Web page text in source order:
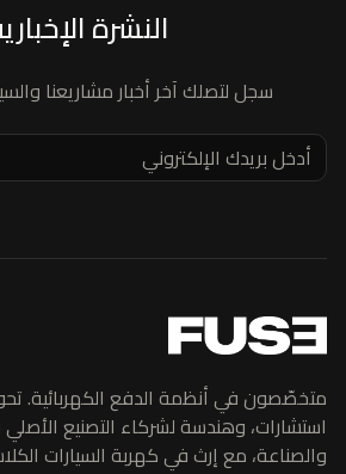
النشرة
سجل لتصلك آخر أخبار مشاريعنا
متخصّصون في أنظمة الدفع الكهربائية.
استشارات، وهندسة لشركاء التصنيع الأصلي
والصناعة، مع إرث في كهربة السيارات